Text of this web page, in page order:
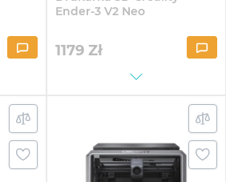
Ender-3 V2 Neo
1179 Zł